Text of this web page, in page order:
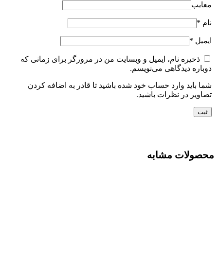
معایب
نام *
ایمیل *
ذخیره نام، ایمیل و وبسایت من در مرورگر برای زمانی که
دوباره دیدگاهی می‌نویسم.
شما باید وارد حساب خود شده باشید تا قادر به اضافه کردن
تصاویر در نظرات باشید.
محصولات مشابه